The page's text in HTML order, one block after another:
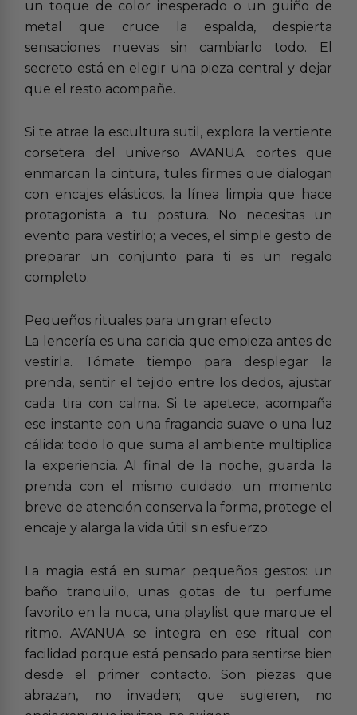
un toque de color inesperado o un guiño de
metal que cruce la espalda, despierta
sensaciones nuevas sin cambiarlo todo. El
secreto está en elegir una pieza central y dejar
que el resto acompañe.
Si te atrae la escultura sutil, explora la vertiente
corsetera del universo AVANUA: cortes que
enmarcan la cintura, tules firmes que dialogan
con encajes elásticos, la línea limpia que hace
protagonista a tu postura. No necesitas un
evento para vestirlo; a veces, el simple gesto de
preparar un conjunto para ti es un regalo
completo.
Pequeños rituales para un gran efecto
La lencería es una caricia que empieza antes de
vestirla. Tómate tiempo para desplegar la
prenda, sentir el tejido entre los dedos, ajustar
cada tira con calma. Si te apetece, acompaña
ese instante con una fragancia suave o una luz
cálida: todo lo que suma al ambiente multiplica
la experiencia. Al final de la noche, guarda la
prenda con el mismo cuidado: un momento
breve de atención conserva la forma, protege el
encaje y alarga la vida útil sin esfuerzo.
La magia está en sumar pequeños gestos: un
baño tranquilo, unas gotas de tu perfume
favorito en la nuca, una playlist que marque el
ritmo. AVANUA se integra en ese ritual con
facilidad porque está pensado para sentirse bien
desde el primer contacto. Son piezas que
abrazan, no invaden; que sugieren, no